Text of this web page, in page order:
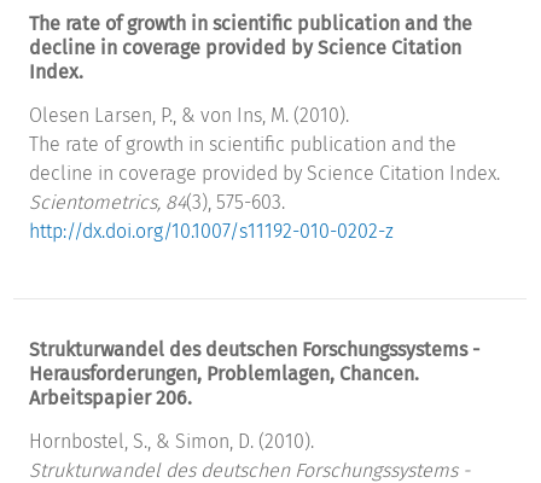
The rate of growth in scientific publication and the
decline in coverage provided by Science Citation
Index.
Olesen Larsen, P., & von Ins, M. (2010).
The rate of growth in scientific publication and the
decline in coverage provided by Science Citation Index.
Scientometrics, 84(3), 575-603.
http://dx.doi.org/10.1007/s11192-010-0202-z
Strukturwandel des deutschen Forschungssystems -
Herausforderungen, Problemlagen, Chancen.
Arbeitspapier 206.
Hornbostel, S., & Simon, D. (2010).
Strukturwandel des deutschen Forschungssystems -